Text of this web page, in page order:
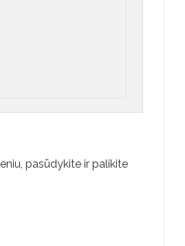
pasūdykite ir palikite